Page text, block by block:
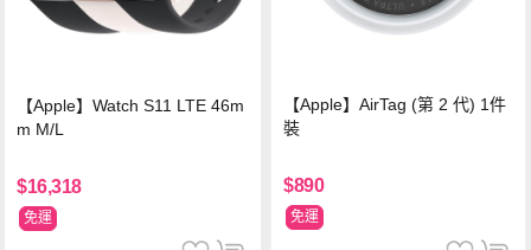
【Apple】Watch S11 LTE 46m
m M/L
$16,318
免運
【Apple】AirTag (第 2 代) 1件
裝
$890
免運